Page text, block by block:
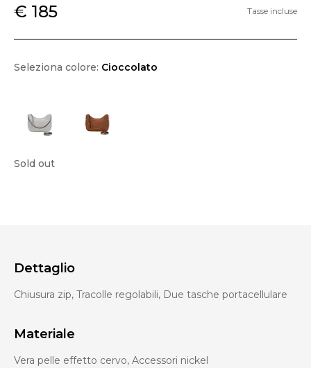
€ 185 Tasse incluse
Seleziona colore: Cioccolato
Sold out
Dettaglio
Chiusura zip, Tracolle regolabili, Due tasche portacellulare
Materiale
Vera pelle effetto cervo, Accessori nickel